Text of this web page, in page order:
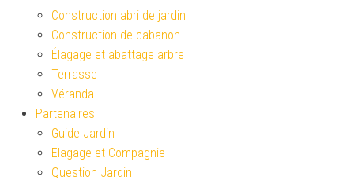
Construction abri de jardin
Construction de cabanon
Élagage et abattage arbre
Terrasse
Véranda
Partenaires
Guide Jardin
Elagage et Compagnie
Question Jardin